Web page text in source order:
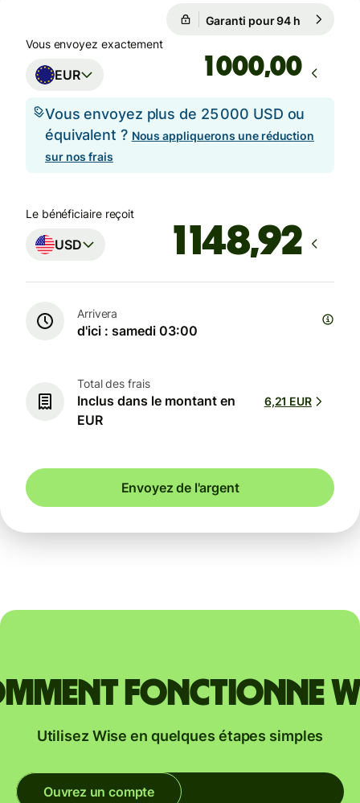
Garanti pour 94 h
Vous envoyez exactement
EUR ,00
Vous envoyez plus de 25 000 USD ou
équivalent ? Nous appliquerons une réduction
sur nos frais
Le bénéficiaire reçoit
USD
Arrivera
d'ici : samedi 03:00
Total des frais
Inclus dans le montant en
EUR
6,21 EUR
Envoyez de l'argent
fonctionne
Utilisez Wise en quelques étapes simples
Ouvrez un compte